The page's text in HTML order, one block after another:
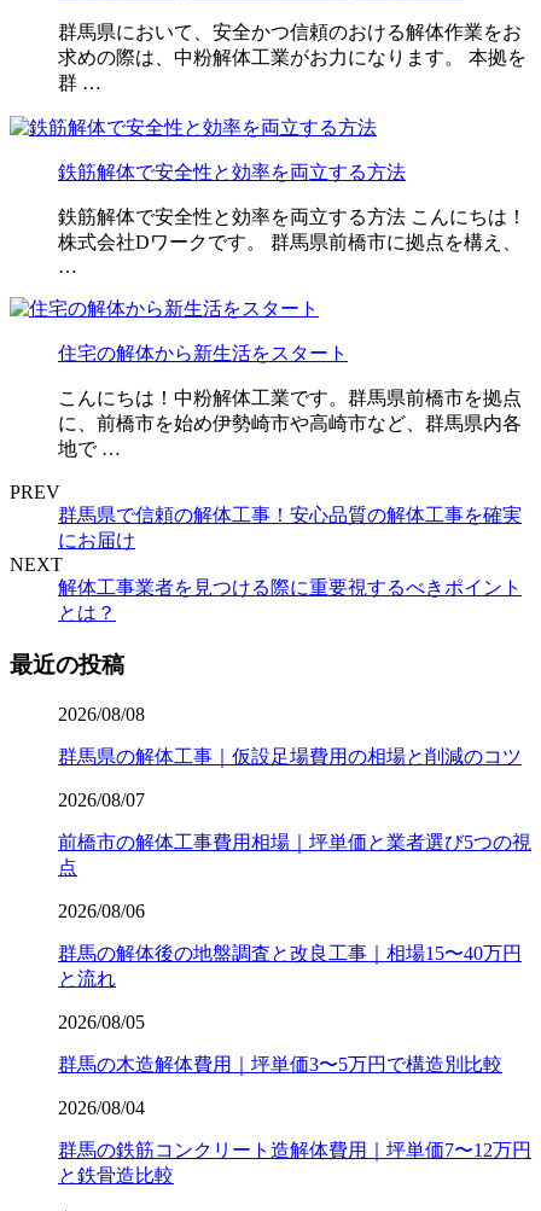
群馬県において、安全かつ信頼のおける解体作業をお
求めの際は、中粉解体工業がお力になります。 本拠を
群 …
鉄筋解体で安全性と効率を両立する方法
鉄筋解体で安全性と効率を両立する方法 こんにちは！
株式会社Dワークです。 群馬県前橋市に拠点を構え、
…
住宅の解体から新生活をスタート
こんにちは！中粉解体工業です。群馬県前橋市を拠点
に、前橋市を始め伊勢崎市や高崎市など、群馬県内各
地で …
PREV
群馬県で信頼の解体工事！安心品質の解体工事を確実
にお届け
NEXT
解体工事業者を見つける際に重要視するべきポイント
とは？
最近の投稿
2026/08/08
群馬県の解体工事｜仮設足場費用の相場と削減のコツ
2026/08/07
前橋市の解体工事費用相場｜坪単価と業者選び5つの視
点
2026/08/06
群馬の解体後の地盤調査と改良工事｜相場15〜40万円
と流れ
2026/08/05
群馬の木造解体費用｜坪単価3〜5万円で構造別比較
2026/08/04
群馬の鉄筋コンクリート造解体費用｜坪単価7〜12万円
と鉄骨造比較